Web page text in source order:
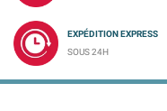
EXPÉDITION EXPRESS
SOUS 24H